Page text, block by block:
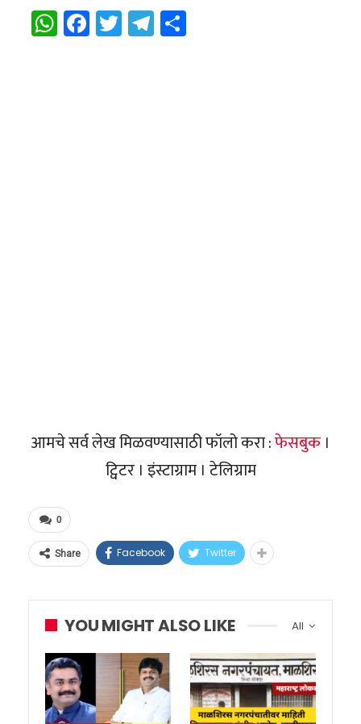
WhatsApp
Facebook
TwitterTelegram
आमचे सर्व लेख मिळवण्यासाठी फॉलो करा :फेसबुक ।
ट्विटर । इंस्टाग्राम । टेलिग्राम
0
Share Facebook Twitter
All
YOU MIGHT ALSO LIKE